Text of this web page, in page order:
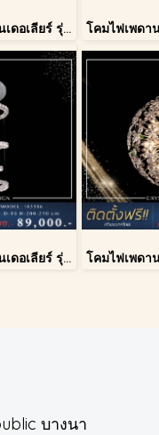
โคมไฟเพดาน แชนเดอเลียร์ รุ่น A028-D80
โคมไฟเพดาน แชนเดอเลียร์ รุ่น 183586
บางนา